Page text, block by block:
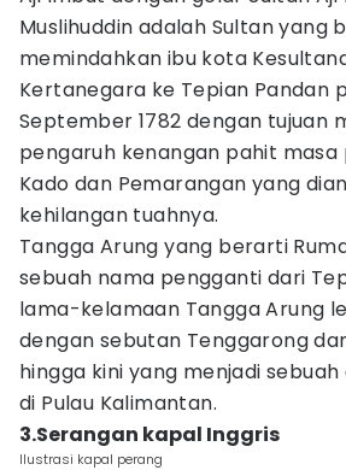
Muslihuddin adalah Sultan yang
memindahkan ibu kota
Kertanegara ke Tepian Pandan
September 1782 dengan tujuan
pengaruh kenangan pahit
Kado dan Pemarangan yang
kehilangan tuahnya.
Tangga Arung yang berarti
sebuah nama pengganti dari
lama-kelamaan Tangga Arung
dengan sebutan Tenggarong
hingga kini yang menjadi
di Pulau Kalimantan.
3.Serangan kapal Inggris
Ilustrasi kapal perang